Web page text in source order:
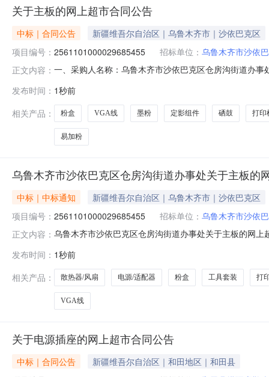
关于主板的网上超市合同公告
中标｜合同公告
新疆维吾尔自治区｜乌鲁木齐市｜沙依巴克区
项目编号： 2561101000029685455 招标单位： 乌鲁木齐市沙依
正文内容： 一、采购人名称：乌鲁木齐市沙依巴克区仓房沟街道办
板主板惠普/HP打印机主板个1.002802802秋叶原
发布时间： 1秒前
相关产品：
粉盒 VGA线 墨粉 定影组件 硒鼓 打印
易加粉
乌鲁木齐市沙依巴克区仓房沟街道办事处关于主板的
中标｜中标通知
新疆维吾尔自治区｜乌鲁木齐市｜沙依巴克区
项目编号： 2561101000029685455 招标单位： 乌鲁木齐市沙依
正文内容： 乌鲁木齐市沙依巴克区仓房沟街道办事处关于主板的网
划金额（元）:项目所在行政区划编码:650103项目所在
发布时间： 1秒前
相关产品：
散热器/风扇 电源/适配器 粉盒 工具套装 打
VGA线
关于电源插座的网上超市合同公告
中标｜合同公告
新疆维吾尔自治区｜和田地区｜和田县